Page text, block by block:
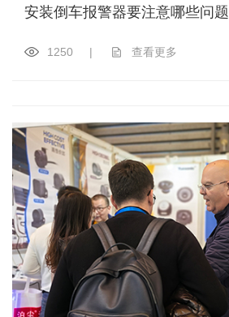
安装倒车报警器要注意哪些问题
1250 | 查看更多